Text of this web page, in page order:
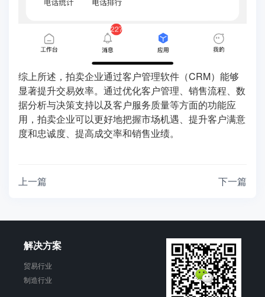
综上所述，拍卖企业通过客户管理软件（CRM）能够
显著提升交易效率。通过优化客户管理、销售流程、数
据分析与决策支持以及客户服务质量等方面的功能应
用，拍卖企业可以更好地把握市场机遇、提升客户满意
度和忠诚度、提高成交率和销售业绩。
上一篇 下一篇
解决方案
贸易行业
制造行业